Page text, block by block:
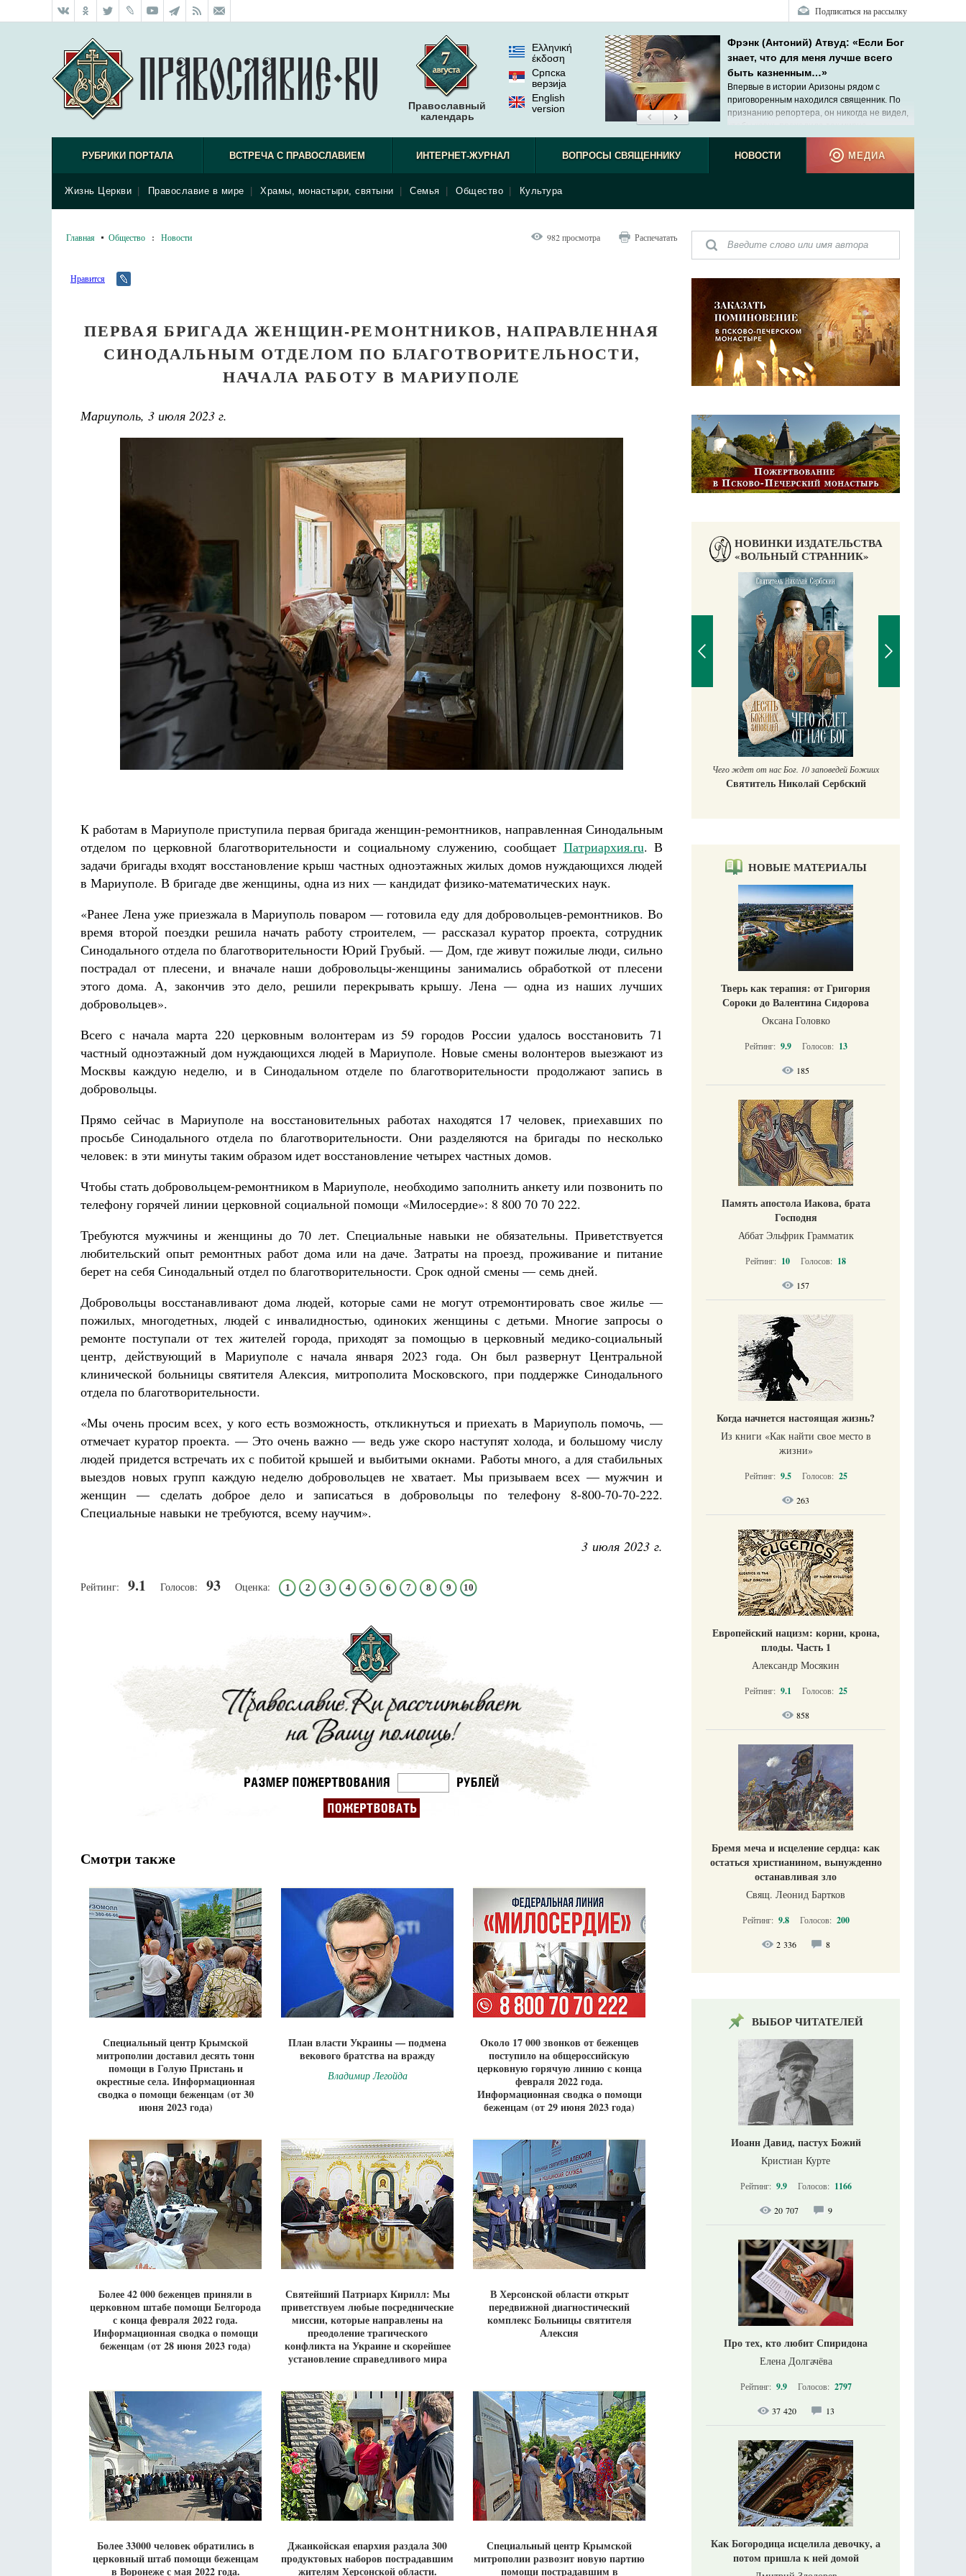
Подписаться на рассылку
Православный
календарь
Ελληνική
έκδοση
Српска
верзиjа
English
version
Фрэнк (Антоний) Атвуд: «Если Бог
знает, что для меня лучше всего
быть казненным…»
Впервые в истории Аризоны рядом с
приговоренным находился священник. По
признанию репортера, он никогда не видел,
РУБРИКИ ПОРТАЛА ВСТРЕЧА С ПРАВОСЛАВИЕМ ИНТЕРНЕТ-ЖУРНАЛ ВОПРОСЫ СВЯЩЕННИКУ НОВОСТИ
Жизнь Церкви Православие в мире Храмы, монастыри, святыни Семья Общество Культура
МЕДИА
Главная Общество : Новости 982 просмотра Распечатать
Нравится
ПЕРВАЯ БРИГАДА ЖЕНЩИН-РЕМОНТНИКОВ, НАПРАВЛЕННАЯ
СИНОДАЛЬНЫМ ОТДЕЛОМ ПО БЛАГОТВОРИТЕЛЬНОСТИ,
НАЧАЛА РАБОТУ В МАРИУПОЛЕ
Мариуполь, 3 июля 2023 г.
К работам в Мариуполе приступила первая бригада женщин-ремонтников, направленная Синодальным
отделом по церковной благотворительности и социальному служению, сообщает Патриархия.ru. В
задачи бригады входят восстановление крыш частных одноэтажных жилых домов нуждающихся людей
в Мариуполе. В бригаде две женщины, одна из них — кандидат физико-математических наук.
«Ранее Лена уже приезжала в Мариуполь поваром — готовила еду для добровольцев-ремонтников. Во
время второй поездки решила начать работу строителем, — рассказал куратор проекта, сотрудник
Синодального отдела по благотворительности Юрий Грубый. — Дом, где живут пожилые люди, сильно
пострадал от плесени, и вначале наши добровольцы-женщины занимались обработкой от плесени
этого дома. А, закончив это дело, решили перекрывать крышу. Лена — одна из наших лучших
добровольцев».
Всего с начала марта 220 церковным волонтерам из 59 городов России удалось восстановить 71
частный одноэтажный дом нуждающихся людей в Мариуполе. Новые смены волонтеров выезжают из
Москвы каждую неделю, и в Синодальном отделе по благотворительности продолжают запись в
добровольцы.
Прямо сейчас в Мариуполе на восстановительных работах находятся 17 человек, приехавших по
просьбе Синодального отдела по благотворительности. Они разделяются на бригады по несколько
человек: в эти минуты таким образом идет восстановление четырех частных домов.
Чтобы стать добровольцем-ремонтником в Мариуполе, необходимо заполнить анкету или позвонить по
телефону горячей линии церковной социальной помощи «Милосердие»: 8 800 70 70 222.
Требуются мужчины и женщины до 70 лет. Специальные навыки не обязательны. Приветствуется
любительский опыт ремонтных работ дома или на даче. Затраты на проезд, проживание и питание
берет на себя Синодальный отдел по благотворительности. Срок одной смены — семь дней.
Добровольцы восстанавливают дома людей, которые сами не могут отремонтировать свое жилье —
пожилых, многодетных, людей с инвалидностью, одиноких женщины с детьми. Многие запросы о
ремонте поступали от тех жителей города, приходят за помощью в церковный медико-социальный
центр, действующий в Мариуполе с начала января 2023 года. Он был развернут Центральной
клинической больницы святителя Алексия, митрополита Московского, при поддержке Синодального
отдела по благотворительности.
«Мы очень просим всех, у кого есть возможность, откликнуться и приехать в Мариуполь помочь, —
отмечает куратор проекта. — Это очень важно — ведь уже скоро наступят холода, и большому числу
людей придется встречать их с побитой крышей и выбитыми окнами. Работы много, а для стабильных
выездов новых групп каждую неделю добровольцев не хватает. Мы призываем всех — мужчин и
женщин — сделать доброе дело и записаться в добровольцы по телефону 8-800-70-70-222.
Специальные навыки не требуются, всему научим».
3 июля 2023 г.
Рейтинг: 9.1 Голосов: 93 Оценка: 1 2 3 4 5 6 7 8 9 10
Смотри также
Специальный центр Крымской
митрополии доставил десять тонн
помощи в Голую Пристань и
окрестные села. Информационная
сводка о помощи беженцам (от 30
июня 2023 года)
План власти Украины — подмена
векового братства на вражду
Владимир Легойда
Около 17 000 звонков от беженцев
поступило на общероссийскую
церковную горячую линию с конца
февраля 2022 года.
Информационная сводка о помощи
беженцам (от 29 июня 2023 года)
Более 42 000 беженцев приняли в
церковном штабе помощи Белгорода
с конца февраля 2022 года.
Информационная сводка о помощи
беженцам (от 28 июня 2023 года)
Святейший Патриарх Кирилл: Мы
приветствуем любые посреднические
миссии, которые направлены на
преодоление трагического
конфликта на Украине и скорейшее
установление справедливого мира
В Херсонской области открыт
передвижной диагностический
комплекс Больницы святителя
Алексия
Более 33000 человек обратились в
церковный штаб помощи беженцам
в Воронеже с мая 2022 года.
Джанкойская епархия раздала 300
продуктовых наборов пострадавшим
жителям Херсонской области.
Специальный центр Крымской
митрополии развозит новую партию
помощи пострадавшим в
НОВИНКИ ИЗДАТЕЛЬСТВА
«ВОЛЬНЫЙ СТРАННИК»
Разлуки не будет
Фредерика де Грааф Как найти своё место в жизни
Великомученик Георгий Победоносец. Научись у
святого
Роман Котов Чего ждет от нас Бог. 10 заповедей Божиих
Святитель Николай Сербский
НОВЫЕ МАТЕРИАЛЫ
Тверь как терапия: от Григория
Сороки до Валентина Сидорова
Оксана Головко
Рейтинг: 9.9 Голосов: 13
185
Память апостола Иакова, брата
Господня
Аббат Эльфрик Грамматик
Рейтинг: 10 Голосов: 18
157
Когда начнется настоящая жизнь?
Из книги «Как найти свое место в
жизни​»
Рейтинг: 9.5 Голосов: 25
263
Европейский нацизм: корни, крона,
плоды. Часть 1
Александр Мосякин
Рейтинг: 9.1 Голосов: 25
858
Бремя меча и исцеление сердца: как
остаться христианином, вынужденно
останавливая зло
Свящ. Леонид Бартков
Рейтинг: 9.8 Голосов: 200
2 336 8
ВЫБОР ЧИТАТЕЛЕЙ
Иоанн Давид, пастух Божий
Кристиан Курте
Рейтинг: 9.9 Голосов: 1166
20 707 9
Про тех, кто любит Спиридона
Елена Долгачёва
Рейтинг: 9.9 Голосов: 2797
37 420 13
Как Богородица исцелила девочку, а
потом пришла к ней домой